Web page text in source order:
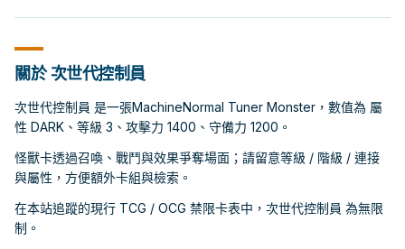
關於 次世代控制員
次世代控制員 是一張MachineNormal Tuner Monster，數值為 屬
性 DARK、等級 3、攻擊力 1400、守備力 1200。
怪獸卡透過召喚、戰鬥與效果爭奪場面；請留意等級 / 階級 / 連接
與屬性，方便額外卡組與檢索。
在本站追蹤的現行 TCG / OCG 禁限卡表中，次世代控制員 為無限
制。